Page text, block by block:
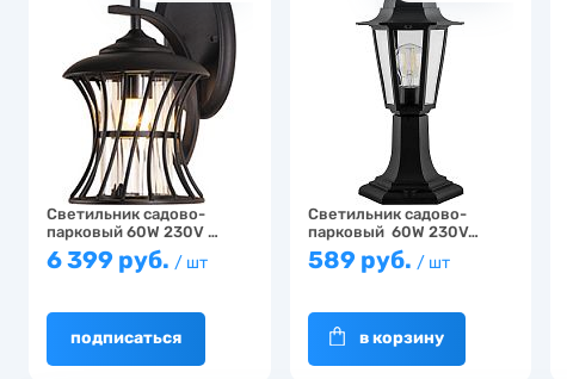
Светильник садово-
парковый 60W 230V …
6 399 руб. / шт
подписаться
Светильник садово-
парковый 60W 230V…
589 руб. / шт
в корзину